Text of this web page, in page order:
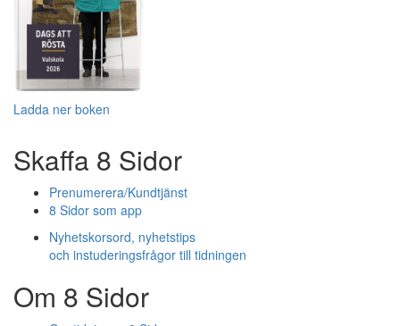
Ladda ner boken
Skaffa 8 Sidor
Prenumerera/Kundtjänst
8 Sidor som app
Nyhetskorsord, nyhetstips
och instuderingsfrågor till tidningen
Om 8 Sidor